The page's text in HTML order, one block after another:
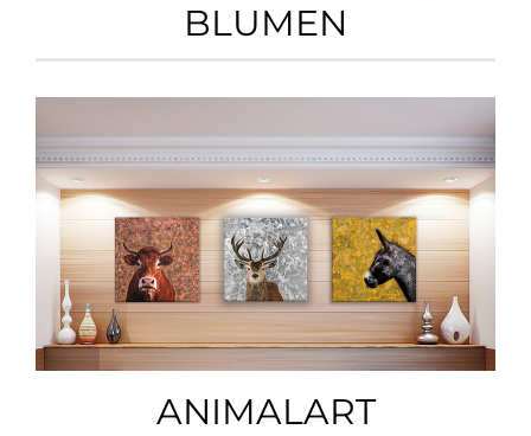
BLUMEN
ANIMALART